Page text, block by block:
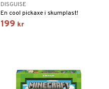
DISGUISE
En cool pickaxe i skumplast!
199 kr